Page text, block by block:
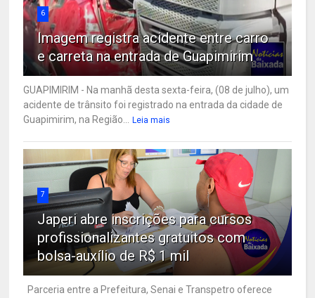
6
Imagem registra acidente entre carro
e carreta na entrada de Guapimirim
GUAPIMIRIM - Na manhã desta sexta-feira, (08 de julho), um
acidente de trânsito foi registrado na entrada da cidade de
Guapimirim, na Região...
Leia mais
7
Japeri abre inscrições para cursos
profissionalizantes gratuitos com
bolsa-auxílio de R$ 1 mil
Parceria entre a Prefeitura, Senai e Transpetro oferece